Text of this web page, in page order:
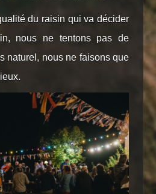
du raisin qui va décider
nous ne tentons pas de
naturel, nous ne faisons que